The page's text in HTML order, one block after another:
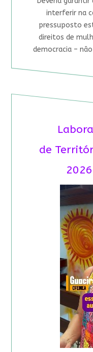
interferir na
pressuposto
direitos de
democracia –
de